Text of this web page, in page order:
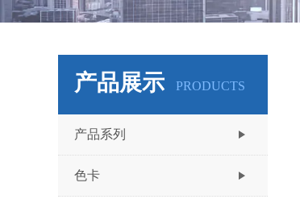
产品展示 PRODUCTS
产品系列
色卡